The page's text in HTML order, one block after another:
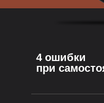
Проверьте, насколько ваше
4 ошибки
при